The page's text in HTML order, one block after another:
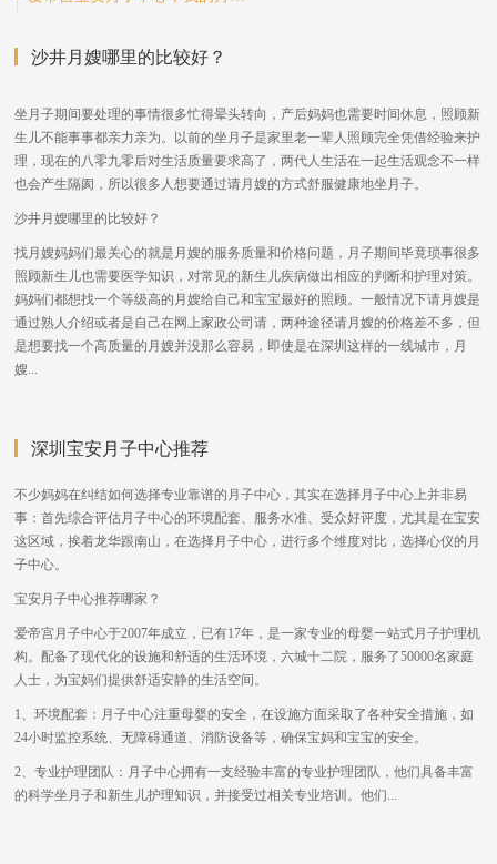
沙井月嫂哪里的比较好？
坐月子期间要处理的事情很多忙得晕头转向，产后妈妈也需要时间休息，照顾新
生儿不能事事都亲力亲为。以前的坐月子是家里老一辈人照顾完全凭借经验来护
理，现在的八零九零后对生活质量要求高了，两代人生活在一起生活观念不一样
也会产生隔阂，所以很多人想要通过请月嫂的方式舒服健康地坐月子。
沙井月嫂哪里的比较好？
找月嫂妈妈们最关心的就是月嫂的服务质量和价格问题，月子期间毕竟琐事很多
照顾新生儿也需要医学知识，对常见的新生儿疾病做出相应的判断和护理对策。
妈妈们都想找一个等级高的月嫂给自己和宝宝最好的照顾。一般情况下请月嫂是
通过熟人介绍或者是自己在网上家政公司请，两种途径请月嫂的价格差不多，但
是想要找一个高质量的月嫂并没那么容易，即使是在深圳这样的一线城市，月
嫂...
深圳宝安月子中心推荐
不少妈妈在纠结如何选择专业靠谱的月子中心，其实在选择月子中心上并非易
事：首先综合评估月子中心的环境配套、服务水准、受众好评度，尤其是在宝安
这区域，挨着龙华跟南山，在选择月子中心，进行多个维度对比，选择心仪的月
子中心。
宝安月子中心推荐哪家？
爱帝宫月子中心于2007年成立，已有17年，是一家专业的母婴一站式月子护理机
构。配备了现代化的设施和舒适的生活环境，六城十二院，服务了50000名家庭
人士，为宝妈们提供舒适安静的生活空间。
1、环境配套：月子中心注重母婴的安全，在设施方面采取了各种安全措施，如
24小时监控系统、无障碍通道、消防设备等，确保宝妈和宝宝的安全。
2、专业护理团队：月子中心拥有一支经验丰富的专业护理团队，他们具备丰富
的科学坐月子和新生儿护理知识，并接受过相关专业培训。他们...